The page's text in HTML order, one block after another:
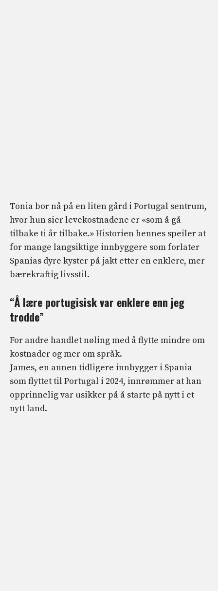
Tonia bor nå på en liten gård i Portugal sentrum,
hvor hun sier levekostnadene er «som å gå
tilbake ti år tilbake.» Historien hennes speiler at
for mange langsiktige innbyggere som forlater
Spanias dyre kyster på jakt etter en enklere, mer
bærekraftig livsstil.
“Å lære portugisisk var enklere enn jeg
trodde”
For andre handlet nøling med å flytte mindre om
kostnader og mer om språk.
James, en annen tidligere innbygger i Spania
som flyttet til Portugal i 2024, innrømmer at han
opprinnelig var usikker på å starte på nytt i et
nytt land.